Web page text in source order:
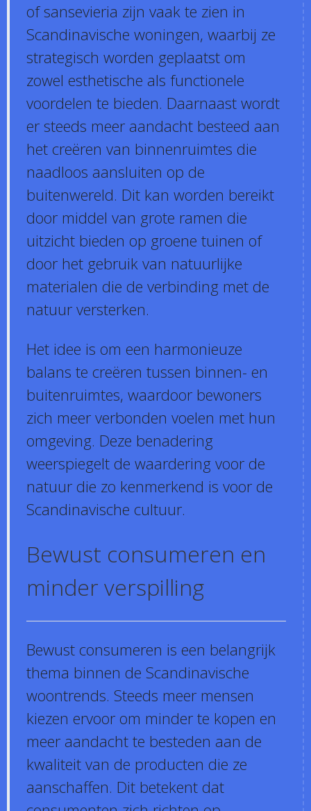
of sansevieria zijn vaak te zien in
Scandinavische woningen, waarbij ze
strategisch worden geplaatst om
zowel esthetische als functionele
voordelen te bieden. Daarnaast wordt
er steeds meer aandacht besteed aan
het creëren van binnenruimtes die
naadloos aansluiten op de
buitenwereld. Dit kan worden bereikt
door middel van grote ramen die
uitzicht bieden op groene tuinen of
door het gebruik van natuurlijke
materialen die de verbinding met de
natuur versterken.
Het idee is om een harmonieuze
balans te creëren tussen binnen- en
buitenruimtes, waardoor bewoners
zich meer verbonden voelen met hun
omgeving. Deze benadering
weerspiegelt de waardering voor de
natuur die zo kenmerkend is voor de
Scandinavische cultuur.
Bewust consumeren en
minder verspilling
Bewust consumeren is een belangrijk
thema binnen de Scandinavische
woontrends. Steeds meer mensen
kiezen ervoor om minder te kopen en
meer aandacht te besteden aan de
kwaliteit van de producten die ze
aanschaffen. Dit betekent dat